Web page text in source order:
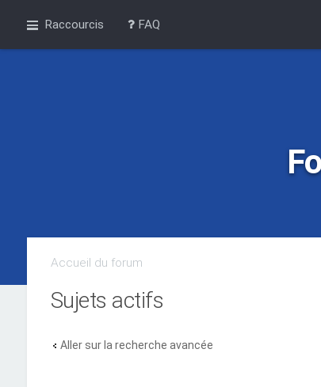
Raccourcis FAQ
Accueil du forum
Sujets actifs
Aller sur la recherche avancée